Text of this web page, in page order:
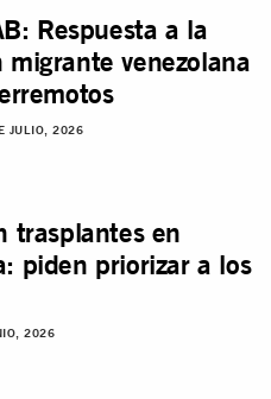
Respuesta a la
migrante venezolana
JULIO, 2026
trasplantes en
piden priorizar a los
2026